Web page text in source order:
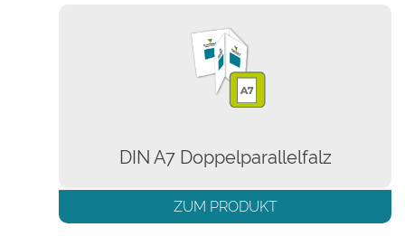
DIN A7 Doppelparallelfalz
ZUM PRODUKT